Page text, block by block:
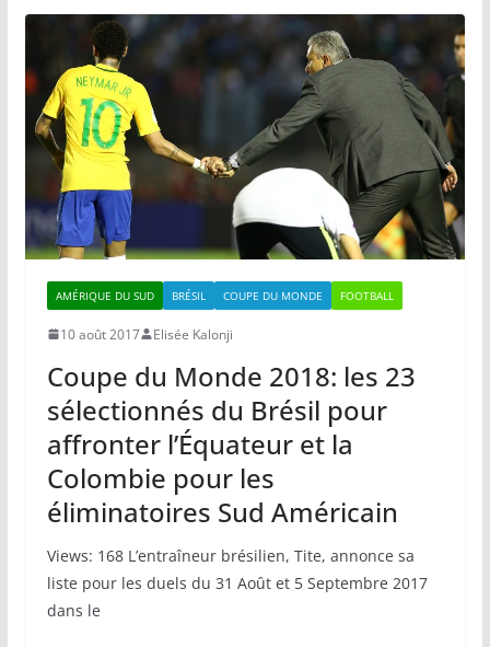
AMÉRIQUE DU SUD BRÉSIL COUPE DU MONDE FOOTBALL
10 août 2017 Elisée Kalonji
Coupe du Monde 2018: les 23
sélectionnés du Brésil pour
affronter l’Équateur et la
Colombie pour les
éliminatoires Sud Américain
Views: 168 L’entraîneur brésilien, Tite, annonce sa
liste pour les duels du 31 Août et 5 Septembre 2017
dans le